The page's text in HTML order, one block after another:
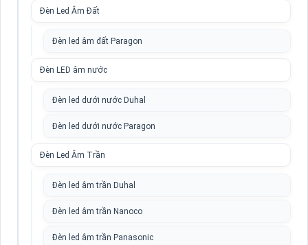
Đèn Led Âm Đất
Đèn led âm đất Paragon
Đèn LED âm nước
Đèn led dưới nước Duhal
Đèn led dưới nước Paragon
Đèn Led Âm Trần
Đèn led âm trần Duhal
Đèn led âm trần Nanoco
Đèn led âm trần Panasonic